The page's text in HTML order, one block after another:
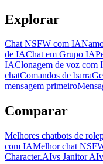
Explorar
Chat NSFW com IA
de IAChat em Grupo IA
IAClonagem de voz com
chatComandos de barra
mensagem primeiro
Comparar
Melhores chatbots de
com IAMelhor chat
Character.AIvs Janitor AI